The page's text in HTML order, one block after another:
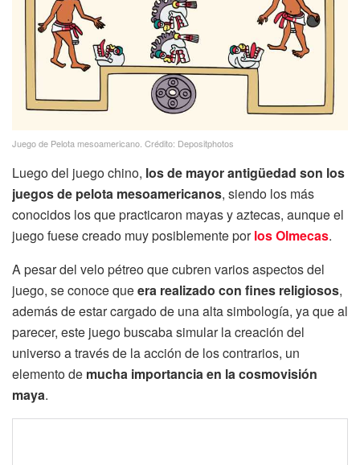
Juego de Pelota mesoamericano. Crédito: Depositphotos
Luego del juego chino, los de mayor antigüedad son los
juegos de pelota mesoamericanos, siendo los más
conocidos los que practicaron mayas y aztecas, aunque el
juego fuese creado muy posiblemente porlos Olmecas.
A pesar del velo pétreo que cubren varios aspectos del
juego, se conoce queera realizado con fines religiosos,
además de estar cargado de una alta simbología, ya que al
parecer, este juego buscaba simular la creación del
universo a través de la acción de los contrarios, un
elemento de mucha importancia en la cosmovisión
maya.